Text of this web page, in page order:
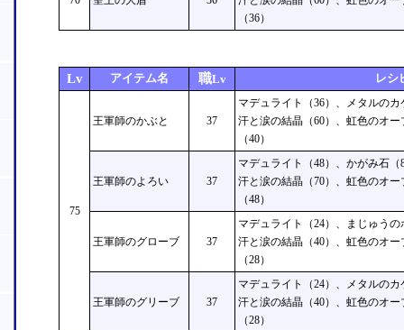
（36）
Lv アイテム名 職Lv レシ
75
王軍師のかぶと 37
マデュライト（36）、メタルのカ
汗と涙の結晶（60）、虹色のオ
（40）
王軍師のよろい 37
マデュライト（48）、かがみ石（
汗と涙の結晶（70）、虹色のオ
（48）
王軍師のグローブ 37
マデュライト（24）、まじゅうの
汗と涙の結晶（40）、虹色のオ
（28）
王軍師のグリーブ 37
マデュライト（24）、メタルのカ
汗と涙の結晶（40）、虹色のオ
（28）